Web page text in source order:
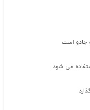
جادو است
می شود